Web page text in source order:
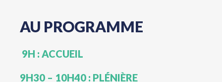
AU PROGRAMME
9H : ACCUEIL
9H30 – 10H40 : PLÉNIÈRE